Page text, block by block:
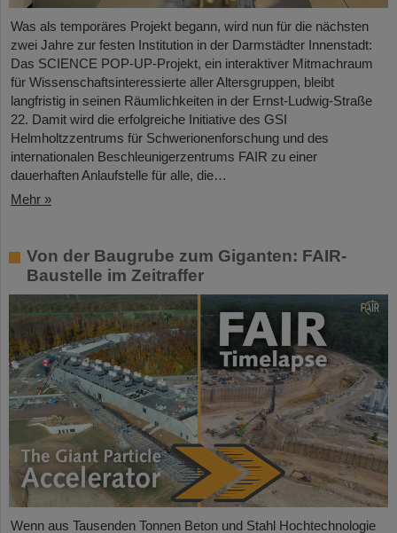
Was als temporäres Projekt begann, wird nun für die nächsten
zwei Jahre zur festen Institution in der Darmstädter Innenstadt:
Das SCIENCE POP-UP-Projekt, ein interaktiver Mitmachraum
für Wissenschaftsinteressierte aller Altersgruppen, bleibt
langfristig in seinen Räumlichkeiten in der Ernst-Ludwig-Straße
22. Damit wird die erfolgreiche Initiative des GSI
Helmholtzzentrums für Schwerionenforschung und des
internationalen Beschleunigerzentrums FAIR zu einer
dauerhaften Anlaufstelle für alle, die…
Mehr »
Von der Baugrube zum Giganten: FAIR-
Baustelle im Zeitraffer
Wenn aus Tausenden Tonnen Beton und Stahl Hochtechnologie